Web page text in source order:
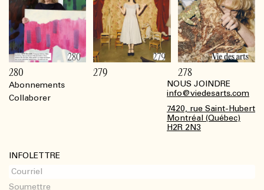
Abonnements
Collaborer
NOUS JOINDRE
info@viedesarts.com
7420, rue Saint-Hubert
Montréal (Québec)
H2R 2N3
INFOLETTRE
280 279 278